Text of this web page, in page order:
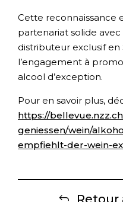
Cette reconnaissance
partenariat solide avec
distributeur exclusif en
l’engagement à
alcool d’exception.
Pour en savoir plus,
https://
geniessen/wein/
empfiehlt-der-wein-
Retour